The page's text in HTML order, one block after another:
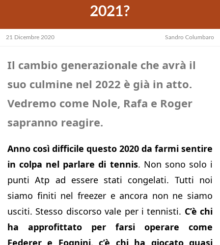
2021?
21 Dicembre 2020 Sandro Columbaro
Il cambio generazionale che avrà il
suo culmine nel 2022 è già in atto.
Vedremo come Nole, Rafa e Roger
sapranno reagire.
Anno così difficile questo 2020 da farmi sentire
in colpa nel parlare di tennis. Non sono solo i
punti Atp ad essere stati congelati. Tutti noi
siamo finiti nel freezer e ancora non ne siamo
usciti. Stesso discorso vale per i tennisti. C’è chi
ha approfittato per farsi operare come